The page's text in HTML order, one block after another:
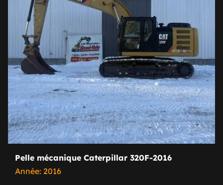
Pelle mécanique Caterpillar 320F-2016
Année: 2016